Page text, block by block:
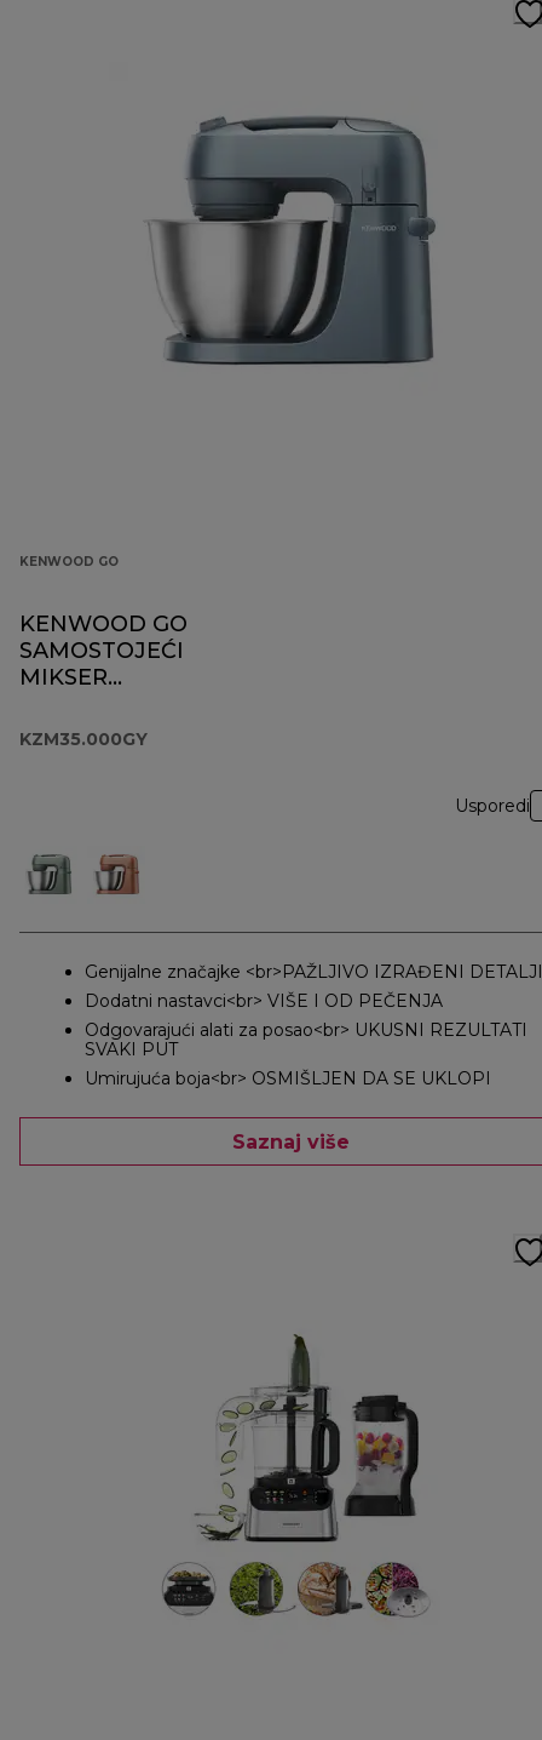
KENWOOD GO
KENWOOD GO
SAMOSTOJEĆI
MIKSER
KZM35.000GY
Usporedi
Genijalne značajke <br>PAŽLJIVO IZRAĐENI DETALJI
Dodatni nastavci<br> VIŠE I OD PEČENJA
Odgovarajući alati za posao<br> UKUSNI REZULTATI
SVAKI PUT
Umirujuća boja<br> OSMIŠLJEN DA SE UKLOPI
Saznaj više